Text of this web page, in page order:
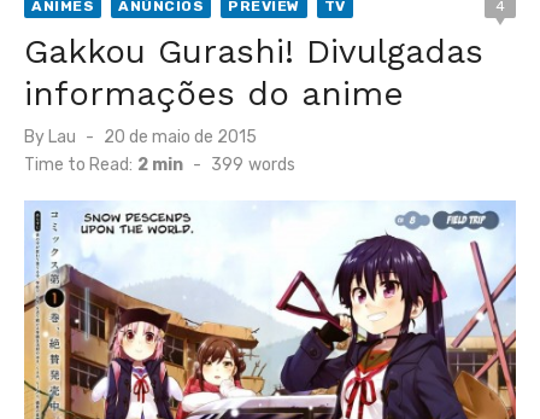
ANIMES ANÚNCIOS PREVIEW TV 4
Gakkou Gurashi! Divulgadas
informações do anime
By Lau
Posted
on
20 de maio de 2015
Time to Read: 2 min - 399 words